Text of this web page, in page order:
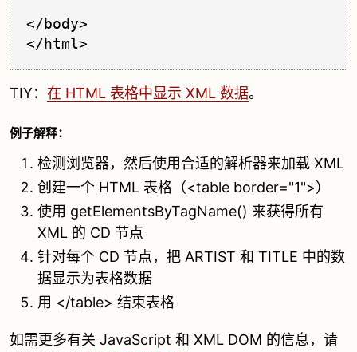
</body>
TIY： 在 HTML 表格中显示 XML 数据。
例子解释：
检测浏览器，然后使用合适的解析器来加载 XML
创建一个 HTML 表格（<table border="1">）
使用 getElementsByTagName() 来获得所有
XML 的 CD 节点
针对每个 CD 节点，把 ARTIST 和 TITLE 中的数
据显示为表格数据
用 </table> 结束表格
如需更多有关 JavaScript 和 XML DOM 的信息，请